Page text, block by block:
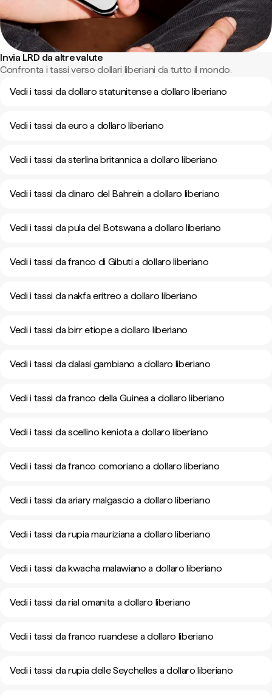
Invia LRD da altre valute
Confronta i tassi verso dollari liberiani da tutto il mondo.
Vedi i tassi da dollaro statunitense a dollaro liberiano
Vedi i tassi da euro a dollaro liberiano
Vedi i tassi da sterlina britannica a dollaro liberiano
Vedi i tassi da dinaro del Bahrein a dollaro liberiano
Vedi i tassi da pula del Botswana a dollaro liberiano
Vedi i tassi da franco di Gibuti a dollaro liberiano
Vedi i tassi da nakfa eritreo a dollaro liberiano
Vedi i tassi da birr etiope a dollaro liberiano
Vedi i tassi da dalasi gambiano a dollaro liberiano
Vedi i tassi da franco della Guinea a dollaro liberiano
Vedi i tassi da scellino keniota a dollaro liberiano
Vedi i tassi da franco comoriano a dollaro liberiano
Vedi i tassi da ariary malgascio a dollaro liberiano
Vedi i tassi da rupia mauriziana a dollaro liberiano
Vedi i tassi da kwacha malawiano a dollaro liberiano
Vedi i tassi da rial omanita a dollaro liberiano
Vedi i tassi da franco ruandese a dollaro liberiano
Vedi i tassi da rupia delle Seychelles a dollaro liberiano